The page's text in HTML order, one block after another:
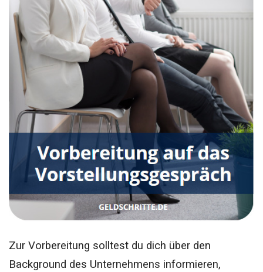
Zur Vorbereitung solltest du dich über den
Background des Unternehmens informieren,